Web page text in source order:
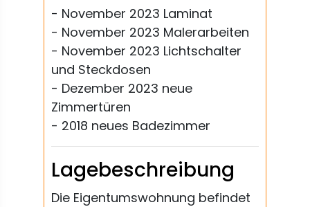
- November 2023 Laminat
- November 2023 Malerarbeiten
- November 2023 Lichtschalter
und Steckdosen
- Dezember 2023 neue
Zimmertüren
- 2018 neues Badezimmer
Lagebeschreibung
Die Eigentumswohnung befindet